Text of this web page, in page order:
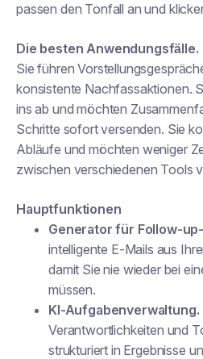
passen den Tonfall an und
Die besten Anwendungsfälle.
Sie führen
konsistente Nachfassaktionen.
ins ab und möchten
Schritte sofort versenden. Sie
Abläufe und möchten weniger
zwischen verschiedenen Tools
Hauptfunktionen
Generator für Follow-
intelligente E-Mails aus
damit Sie nie wieder bei
müssen.
KI-Aufgabenverwaltung.
Verantwortlichkeiten und
strukturiert in Ergebnisse